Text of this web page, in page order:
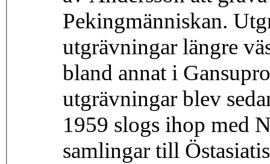
Pekingmänniskan.
utgrävningar längre
bland annat i
utgrävningar blev
1959 slogs ihop med
samlingar till